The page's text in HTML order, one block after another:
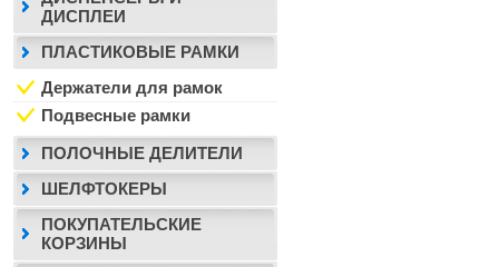
ДИСПЛЕИ
ПЛАСТИКОВЫЕ РАМКИ
Держатели для рамок
Подвесные рамки
ПОЛОЧНЫЕ ДЕЛИТЕЛИ
ШЕЛФТОКЕРЫ
ПОКУПАТЕЛЬСКИЕ
КОРЗИНЫ